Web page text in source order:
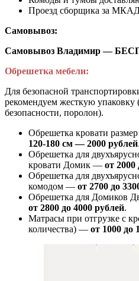
Проезд сборщика за
Самовывоз:
Самовывоз Владимир —
Обрешетка мебели:
Для безопасной
рекомендуем жесткую упаковку
безопасности, поролон).
Обрешетка кровати размер
120-180 см — 2000 рублей.
Обрешетка для
кровати Домик — от 2000
Обрешетка для
комодом — от 2700 до
Обрешетка для Домиков
от 2800 до 4000 рублей.
Матрасы при отгрузке с
количества) — от 1000 до